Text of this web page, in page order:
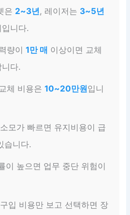
은 2~3년 , 레이저는 3~5년
니다.
량이1만 매 이상이면 교체
다.
체 비용은10~20만원입니
모가 빠르면 유지비용이 급
습니다.
이 높으면 업무 중단 위험이
입 비용만 보고 선택하면 장